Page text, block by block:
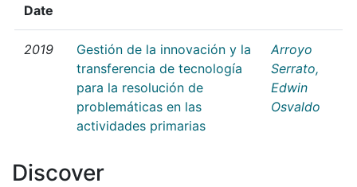
Date
2019
Gestión de la innovación y la
transferencia de tecnología
para la resolución de
problemáticas en las
actividades primarias
Arroyo
Serrato,
Edwin
Osvaldo
Discover